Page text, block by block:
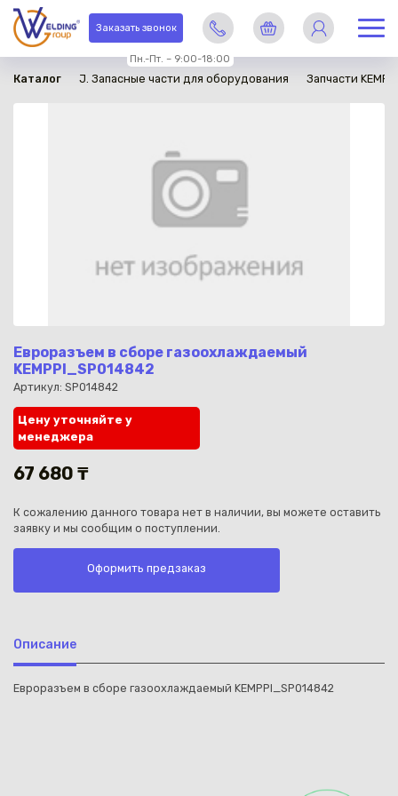
Заказать звонок
Пн.-Пт. – 9:00-18:00
Каз
Каталог J. Запасные части для оборудования Запчасти KEMPPI
Евроразъем в сборе газоохлаждаемый
KEMPPI_SP014842
Артикул: SP014842
в наличии
Цену уточняйте у
менеджера
67 680 ₸
К сожалению данного товара нет в наличии, вы можете оставить
заявку и мы сообщим о поступлении.
Оформить предзаказ
Описание
Евроразъем в сборе газоохлаждаемый KEMPPI_SP014842